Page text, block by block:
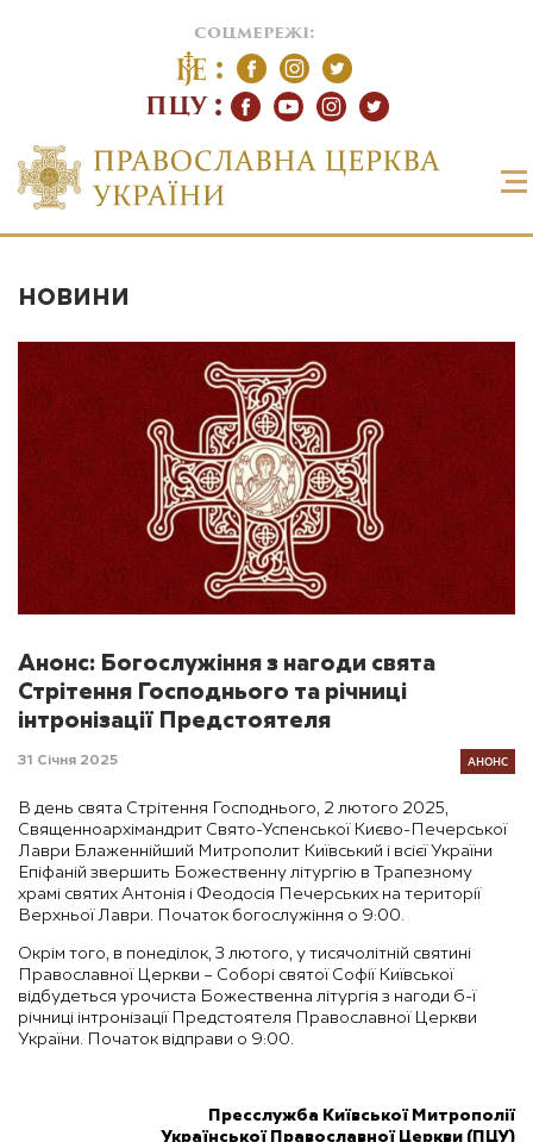
соцмережі:
ПЦУ
НОВИНИ
Анонс: Богослужіння з нагоди свята
Стрітення Господнього та річниці
інтронізації Предстоятеля
31 Січня 2025 АНОНС
В день свята Стрітення Господнього, 2 лютого 2025,
Священноархімандрит Свято-Успенської Києво-Печерської
Лаври Блаженнійший Митрополит Київський і всієї України
Епіфаній звершить Божественну літургію в Трапезному
храмі святих Антонія і Феодосія Печерських на території
Верхньої Лаври. Початок богослужіння о 9:00.
Окрім того, в понеділок, 3 лютого, у тисячолітній святині
Православної Церкви – Соборі святої Софії Київської
відбудеться урочиста Божественна літургія з нагоди 6-ї
річниці інтронізації Предстоятеля Православної Церкви
України. Початок відправи о 9:00.
Пресслужба Київської Митрополії
Української Православної Церкви (ПЦУ)